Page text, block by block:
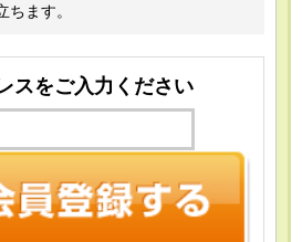
ちます。
スをご入力ください